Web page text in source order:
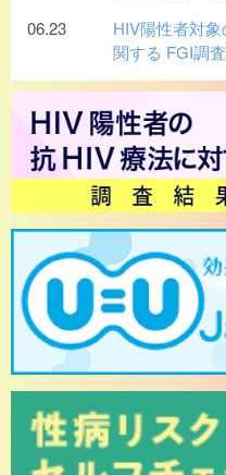
06.23
HIV陽性者対
関する FGI調